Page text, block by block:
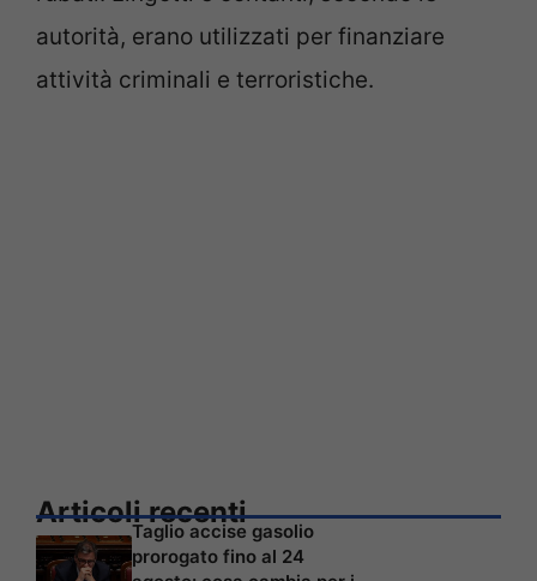
autorità, erano utilizzati per finanziare
attività criminali e terroristiche.
Articoli recenti
Taglio accise gasolio
prorogato fino al 24